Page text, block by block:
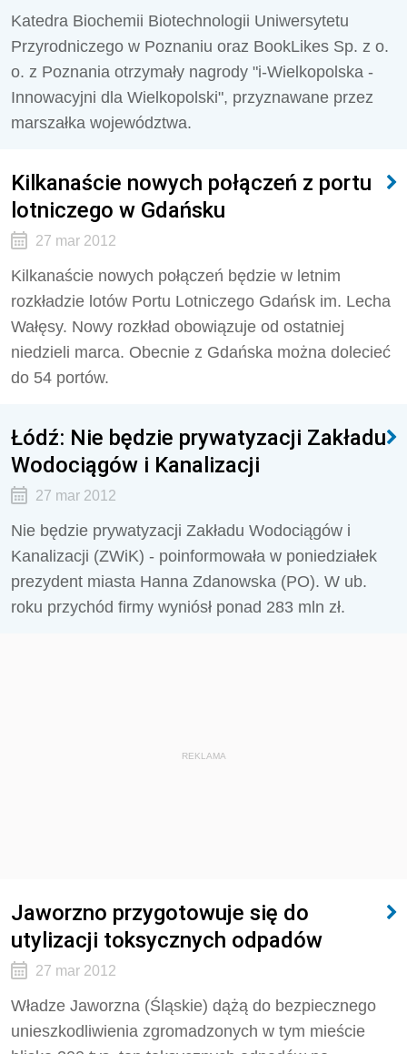
Katedra Biochemii Biotechnologii Uniwersytetu
Przyrodniczego w Poznaniu oraz BookLikes Sp. z o.
o. z Poznania otrzymały nagrody "i-Wielkopolska -
Innowacyjni dla Wielkopolski", przyznawane przez
marszałka województwa.
Kilkanaście nowych połączeń z portu
lotniczego w Gdańsku
27 mar 2012
Kilkanaście nowych połączeń będzie w letnim
rozkładzie lotów Portu Lotniczego Gdańsk im. Lecha
Wałęsy. Nowy rozkład obowiązuje od ostatniej
niedzieli marca. Obecnie z Gdańska można dolecieć
do 54 portów.
Łódź: Nie będzie prywatyzacji Zakładu
Wodociągów i Kanalizacji
27 mar 2012
Nie będzie prywatyzacji Zakładu Wodociągów i
Kanalizacji (ZWiK) - poinformowała w poniedziałek
prezydent miasta Hanna Zdanowska (PO). W ub.
roku przychód firmy wyniósł ponad 283 mln zł.
REKLAMA
Jaworzno przygotowuje się do
utylizacji toksycznych odpadów
27 mar 2012
Władze Jaworzna (Śląskie) dążą do bezpiecznego
unieszkodliwienia zgromadzonych w tym mieście